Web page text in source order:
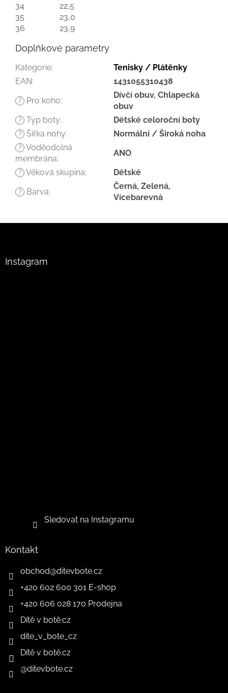
34
22,5
35
23,0
36
23,9
Doplňkové parametry
Kategorie:
Tenisky / Plátěnky
EAN: 1431055310438
? Pro koho:
Dívčí obuv, Chlapecká
obuv
? Typ boty: Dětské celoroční boty
? Šířka nohy: Normální / Široká noha
? Voděodolná
membrána:
ANO
? Věková skupina: Dětské
? Barva:
Černá, Zelená,
Vícebarevná
Instagram
Sledovat na Instagramu
Kontakt
obchod@ditevbote.cz
+420 602 600 301 E-shop
+420 606 028 170 Prodejna
Dítě v botě.cz
dite_v_bote_cz
Dítě v botě.cz
@ditevbote.cz